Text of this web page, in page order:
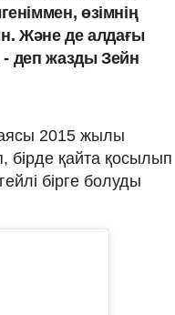
өзімнің
Және де алдағы
- деп жазды Зейн
2015 жылы
қайта қосылып
бірге болуды